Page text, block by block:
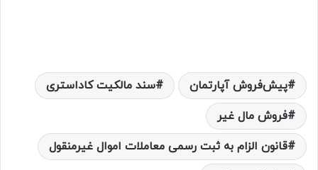
پیش‌فروش آپارتمان
سند مالکیت کاداستری
فروش مال غیر
قانون الزام به ثبت رسمی معاملات اموال غیرمنقول